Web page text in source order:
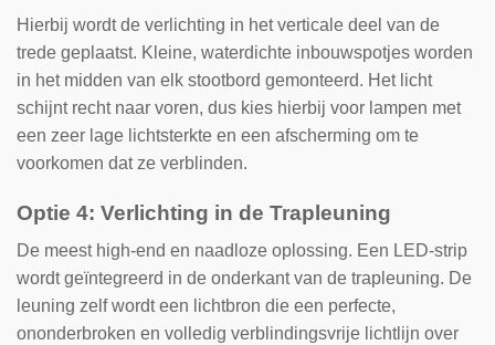
Hierbij wordt de verlichting in het verticale deel van de
trede geplaatst. Kleine, waterdichte inbouwspotjes worden
in het midden van elk stootbord gemonteerd. Het licht
schijnt recht naar voren, dus kies hierbij voor lampen met
een zeer lage lichtsterkte en een afscherming om te
voorkomen dat ze verblinden.
Optie 4: Verlichting in de Trapleuning
De meest high-end en naadloze oplossing. Een LED-strip
wordt geïntegreerd in de onderkant van de trapleuning. De
leuning zelf wordt een lichtbron die een perfecte,
ononderbroken en volledig verblindingsvrije lichtlijn over